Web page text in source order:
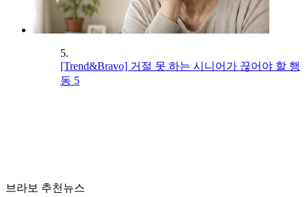
5.
[Trend&Bravo] 거절 못 하는 시니어가 끊어야 할 행
동 5
브라보 추천뉴스